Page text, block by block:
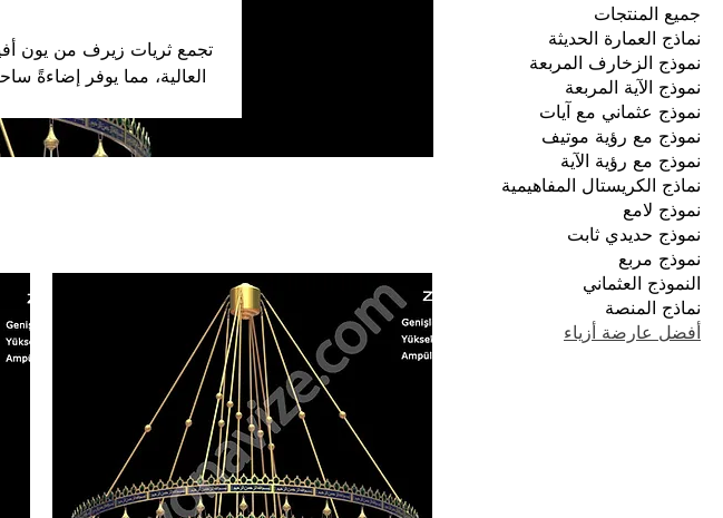
جميع المنتجات
نماذج العمارة الحديثة
نموذج الزخارف المربعة
نموذج الآية المربعة
نموذج عثماني مع آيات
نموذج مع رؤية موتيف
نموذج مع رؤية الآية
نماذج الكريستال المفاهيمية
نموذج لامع
نموذج حديدي ثابت
نموذج مربع
النموذج العثماني
نماذج المنصة
أفضل عارضة أزياء
تجمع ثريات زيرف من يون
العالية، مما يوفر إضاءةً